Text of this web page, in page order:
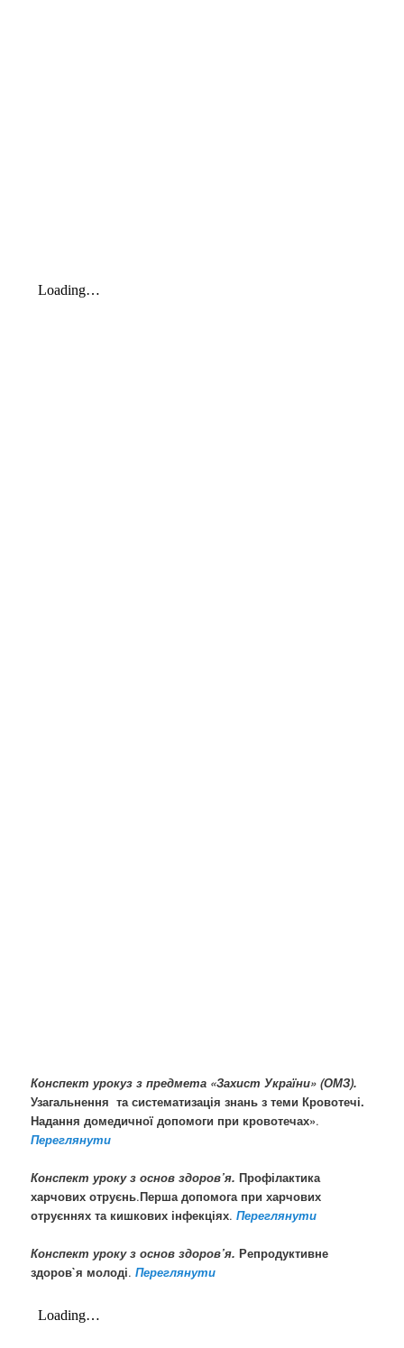
Конспект урокузз предмета «Захист України» (ОМЗ).
Узагальнення та систематизація знань з теми Кровотечі.
Надання домедичної допомоги при кровотечах».
Переглянути
Конспект уроку з основ здоров’я. Профілактика
харчових отруєнь.Перша допомога при харчових
отруєннях та кишкових інфекціях.Переглянути
Конспект уроку з основ здоров’я. Репродуктивне
здоров`я молоді.Переглянути